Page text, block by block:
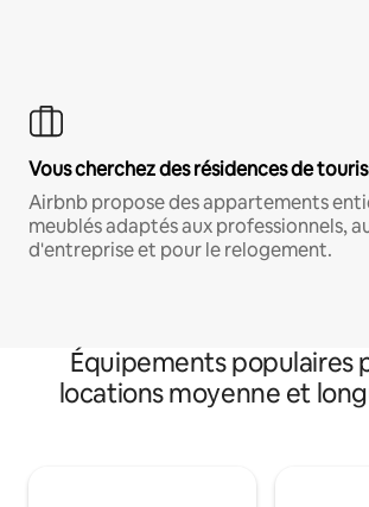
Vous cherchez des résidences de
Airbnb propose des appartements
meublés adaptés aux professionnels,
d'entreprise et pour le relogement.
Équipements populaires
locations moyenne et